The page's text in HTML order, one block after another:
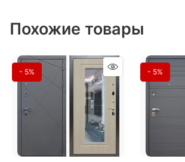
Похожие товары
- 5% - 5%